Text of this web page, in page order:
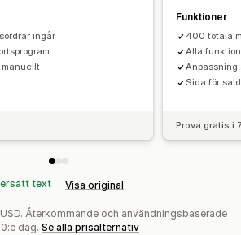
ingår
Funktioner
400 totala
Alla
Sida för
Prova gratis i
text Visa original
Återkommande och användningsbaserade
dag. Se alla prisalternativ